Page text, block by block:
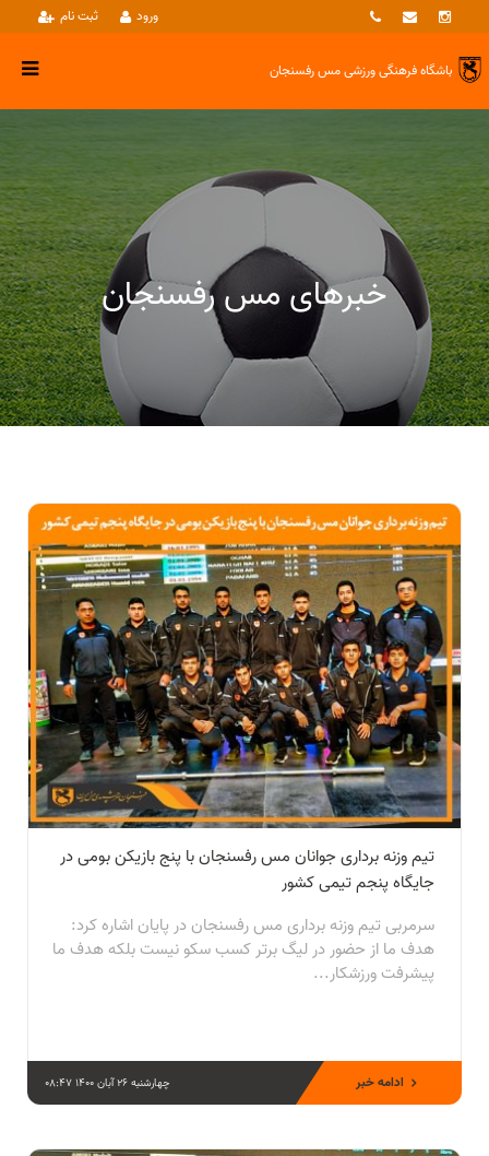
ثبت نام ورود
باشگاه فرهنگی ورزشیمس رفسنجان
خبرهای مس رفسنجان
خبرها وزنه برداری آقایان
تیم وزنه برداری جوانان مس رفسنجان با پنج بازیکن بومی در
جایگاه پنجم تیمی کشور
سرمربی تیم وزنه برداری مس رفسنجان در پایان اشاره کرد:
هدف ما از حضور در لیگ برتر کسب سکو نیست بلکه هدف ما
پیشرفت ورزشکار...
چهارشنبه 26 آبان 1400 08:47 ادامه خبر